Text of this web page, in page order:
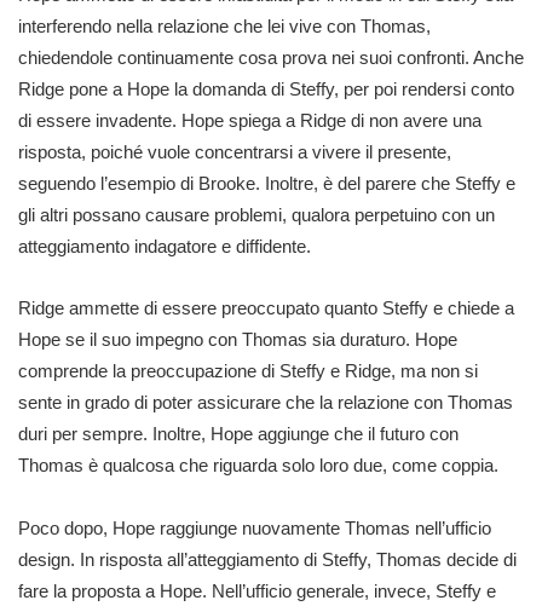
interferendo nella relazione che lei vive con Thomas,
chiedendole continuamente cosa prova nei suoi confronti. Anche
Ridge pone a Hope la domanda di Steffy, per poi rendersi conto
di essere invadente. Hope spiega a Ridge di non avere una
risposta, poiché vuole concentrarsi a vivere il presente,
seguendo l’esempio di Brooke. Inoltre, è del parere che Steffy e
gli altri possano causare problemi, qualora perpetuino con un
atteggiamento indagatore e diffidente.
Ridge ammette di essere preoccupato quanto Steffy e chiede a
Hope se il suo impegno con Thomas sia duraturo. Hope
comprende la preoccupazione di Steffy e Ridge, ma non si
sente in grado di poter assicurare che la relazione con Thomas
duri per sempre. Inoltre, Hope aggiunge che il futuro con
Thomas è qualcosa che riguarda solo loro due, come coppia.
Poco dopo, Hope raggiunge nuovamente Thomas nell’ufficio
design. In risposta all’atteggiamento di Steffy, Thomas decide di
fare la proposta a Hope. Nell’ufficio generale, invece, Steffy e